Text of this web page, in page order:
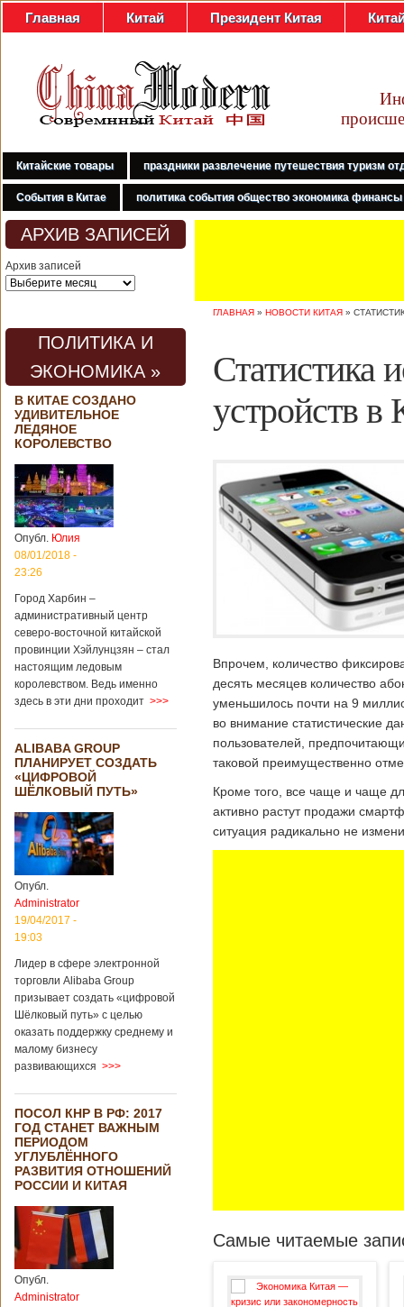
Главная Китай Президент Китая
Китайские товары праздники развлечение путешествия туризм
События в Китае политика события общество экономика финансы
АРХИВ ЗАПИСЕЙ
Архив записей
ПОЛИТИКА И
ЭКОНОМИКА »
В КИТАЕ СОЗДАНО
УДИВИТЕЛЬНОЕ
ЛЕДЯНОЕ
КОРОЛЕВСТВО
Опубл. Юлия
08/01/2018 -
23:26
Город Харбин –
административный центр
северо-восточной китайской
провинции Хэйлунцзян – стал
настоящим ледовым
королевством. Ведь именно
здесь в эти дни проходит >>>
ALIBABA GROUP
ПЛАНИРУЕТ СОЗДАТЬ
«ЦИФРОВОЙ
ШЁЛКОВЫЙ ПУТЬ»
Опубл.
Administrator
19/04/2017 -
19:03
Лидер в сфере электронной
торговли Alibaba Group
призывает создать «цифровой
Шёлковый путь» с целью
оказать поддержку среднему и
малому бизнесу
развивающихся >>>
ПОСОЛ КНР В РФ: 2017
ГОД СТАНЕТ ВАЖНЫМ
ПЕРИОДОМ
УГЛУБЛЁННОГО
РАЗВИТИЯ ОТНОШЕНИЙ
РОССИИ И КИТАЯ
Опубл.
Administrator
ГЛАВНАЯ » НОВОСТИ КИТАЯ »
Статистика
устройств
Впрочем, количество
десять месяцев количество
уменьшилось почти на 9
во внимание статистические
пользователей,
таковой преимущественно
Кроме того, все чаще и чаще
активно растут продажи
ситуация радикально не
Самые читаемые